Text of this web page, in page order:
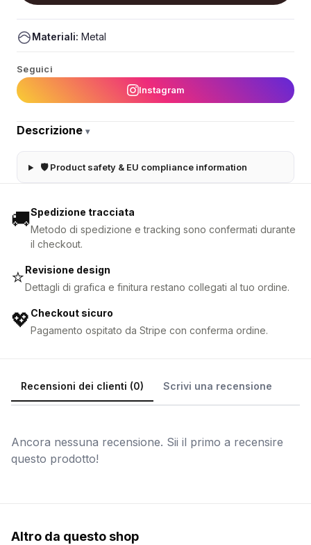
Materiali: Metal
Seguici
Instagram
Descrizione ▾
🛡 Product safety & EU compliance information
🚚Spedizione tracciata
Metodo di spedizione e tracking sono confermati durante
il checkout.
⭐Revisione design
Dettagli di grafica e finitura restano collegati al tuo ordine.
💖 Checkout sicuro
Pagamento ospitato da Stripe con conferma ordine.
Recensioni dei clienti (0) Scrivi una recensione
Ancora nessuna recensione. Sii il primo a recensire
questo prodotto!
Altro da questo shop